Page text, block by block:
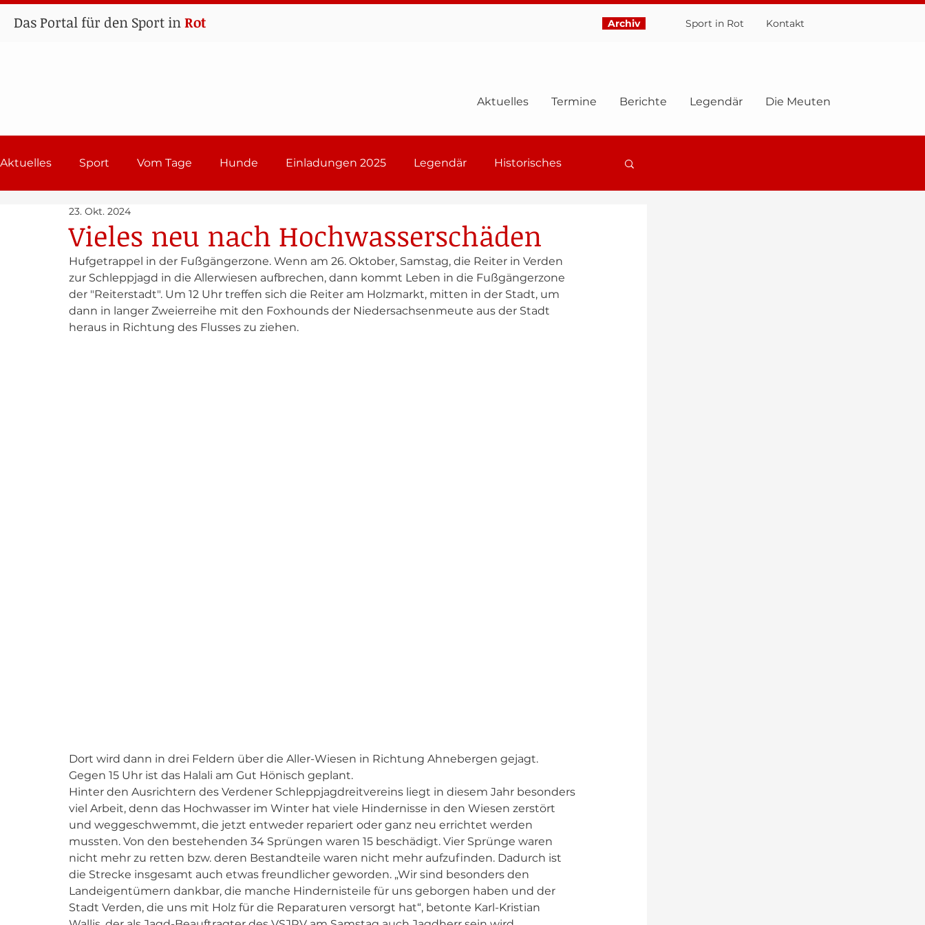
Das Portal für den Sport inRot Archiv Sport in Rot Kontakt
Aktuelles Termine Berichte Legendär Die Meuten
Aktuelles Sport Vom Tage Hunde Einladungen 2025 Legendär Historisches
Lehrgänge Sport in Rot
Vieles neu nach Hochwasserschäden
23. Okt. 2024
Hufgetrappel in der Fußgängerzone. Wenn am 26. Oktober, Samstag, die Reiter in Verden
zur Schleppjagd in die Allerwiesen aufbrechen, dann kommt Leben in die Fußgängerzone
der "Reiterstadt". Um 12 Uhr treffen sich die Reiter am Holzmarkt, mitten in der Stadt, um
dann in langer Zweierreihe mit den Foxhounds der Niedersachsenmeute aus der Stadt
heraus in Richtung des Flusses zu ziehen.
Dort wird dann in drei Feldern über die Aller-Wiesen in Richtung Ahnebergen gejagt.
Gegen 15 Uhr ist das Halali am Gut Hönisch geplant.
Hinter den Ausrichtern des Verdener Schleppjagdreitvereins liegt in diesem Jahr besonders
viel Arbeit, denn das Hochwasser im Winter hat viele Hindernisse in den Wiesen zerstört
und weggeschwemmt, die jetzt entweder repariert oder ganz neu errichtet werden
mussten. Von den bestehenden 34 Sprüngen waren 15 beschädigt. Vier Sprünge waren
nicht mehr zu retten bzw. deren Bestandteile waren nicht mehr aufzufinden. Dadurch ist
die Strecke insgesamt auch etwas freundlicher geworden. „Wir sind besonders den
Landeigentümern dankbar, die manche Hindernisteile für uns geborgen haben und der
Stadt Verden, die uns mit Holz für die Reparaturen versorgt hat“, betonte Karl-Kristian